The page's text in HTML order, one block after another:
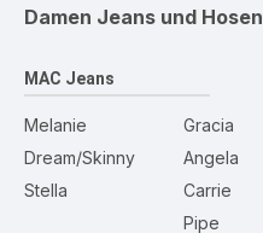
Damen Jeans und Hosen
MAC Jeans
Melanie
Dream/Skinny
Stella
Gracia
Angela
Carrie
Pipe